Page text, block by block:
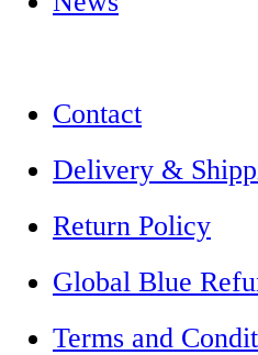
Contact
Delivery &
Return Policy
Global Blue
Terms and